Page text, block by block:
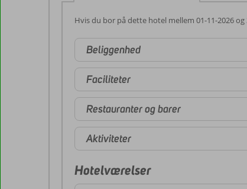
Hvis du bor på dette hotel mellem 01-11-2026
Beliggenhed
Faciliteter
Restauranter og barer
Aktiviteter
Hotelværelser